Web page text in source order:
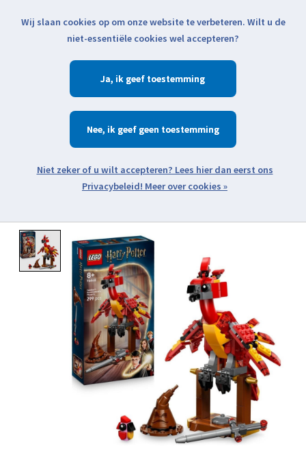
Klik voor actuele verzendinformatie...
Verlanglijst
Zoeken
Open webshop menu
Product image slideshow Items
Wij slaan cookies op om onze website te verbeteren. Wilt u de
niet-essentiële cookies wel accepteren?
Ja
Nee
Meer over cookies »